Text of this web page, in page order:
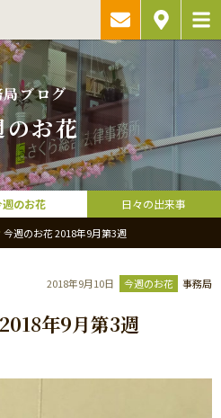
ブログ
のお花
週のお花 日々の出来事
今週のお花 2018年9月第3週
2018年9月10日 今週のお花 事務局
年9月第3週